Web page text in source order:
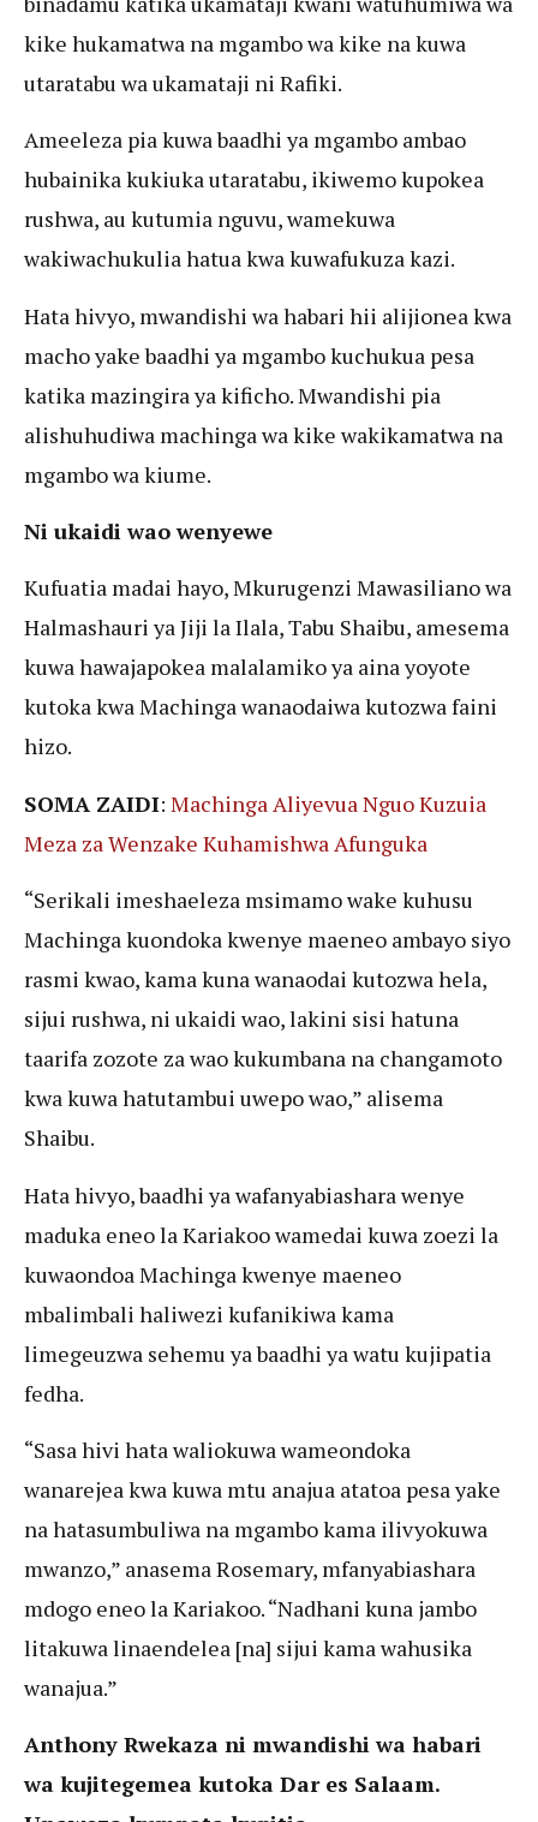
kike hukamatwa na mgambo wa kike na kuwa
utaratabu wa ukamataji ni Rafiki.
Ameeleza pia kuwa baadhi ya mgambo ambao
hubainika kukiuka utaratabu, ikiwemo kupokea
rushwa, au kutumia nguvu, wamekuwa
wakiwachukulia hatua kwa kuwafukuza kazi.
Hata hivyo, mwandishi wa habari hii alijionea kwa
macho yake baadhi ya mgambo kuchukua pesa
katika mazingira ya kificho. Mwandishi pia
alishuhudiwa machinga wa kike wakikamatwa na
mgambo wa kiume.
Ni ukaidi wao wenyewe
Kufuatia madai hayo, Mkurugenzi Mawasiliano wa
Halmashauri ya Jiji la Ilala, Tabu Shaibu, amesema
kuwa hawajapokea malalamiko ya aina yoyote
kutoka kwa Machinga wanaodaiwa kutozwa faini
hizo.
SOMA ZAIDI: Machinga Aliyevua Nguo Kuzuia
Meza za Wenzake Kuhamishwa Afunguka
“Serikali imeshaeleza msimamo wake kuhusu
Machinga kuondoka kwenye maeneo ambayo siyo
rasmi kwao, kama kuna wanaodai kutozwa hela,
sijui rushwa, ni ukaidi wao, lakini sisi hatuna
taarifa zozote za wao kukumbana na changamoto
kwa kuwa hatutambui uwepo wao,” alisema
Shaibu.
Hata hivyo, baadhi ya wafanyabiashara wenye
maduka eneo la Kariakoo wamedai kuwa zoezi la
kuwaondoa Machinga kwenye maeneo
mbalimbali haliwezi kufanikiwa kama
limegeuzwa sehemu ya baadhi ya watu kujipatia
fedha.
“Sasa hivi hata waliokuwa wameondoka
wanarejea kwa kuwa mtu anajua atatoa pesa yake
na hatasumbuliwa na mgambo kama ilivyokuwa
mwanzo,” anasema Rosemary, mfanyabiashara
mdogo eneo la Kariakoo. “Nadhani kuna jambo
litakuwa linaendelea [na] sijui kama wahusika
wanajua.”
Anthony Rwekaza ni mwandishi wa habari
wa kujitegemea kutoka Dar es Salaam.